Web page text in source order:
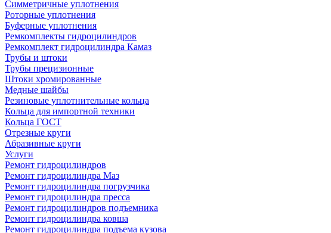
Симметричные уплотнения
Роторные уплотнения
Буферные уплотнения
Ремкомплекты гидроцилиндров
Ремкомплект гидроцилиндра Камаз
Трубы и штоки
Трубы прецизионные
Штоки хромированные
Медные шайбы
Резиновые уплотнительные кольца
Кольца для импортной техники
Кольца ГОСТ
Отрезные круги
Абразивные круги
Услуги
Ремонт гидроцилиндров
Ремонт гидроцилиндра Маз
Ремонт гидроцилиндра погрузчика
Ремонт гидроцилиндра пресса
Ремонт гидроцилиндров подъемника
Ремонт гидроцилиндра ковша
Ремонт гидроцилиндра подъема кузова